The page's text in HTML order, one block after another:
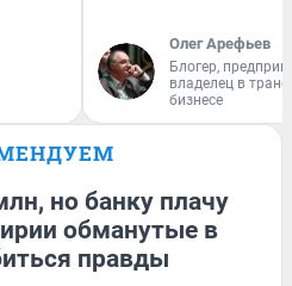
Олег Арефьев
Блогер,
владелец в
бизнесе
но банку плачу
обманутые в
правды